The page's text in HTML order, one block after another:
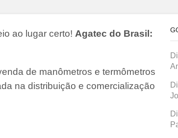
ao lugar certo! Agatec do Brasil:
de manômetros e termômetros
na distribuição e comercialização